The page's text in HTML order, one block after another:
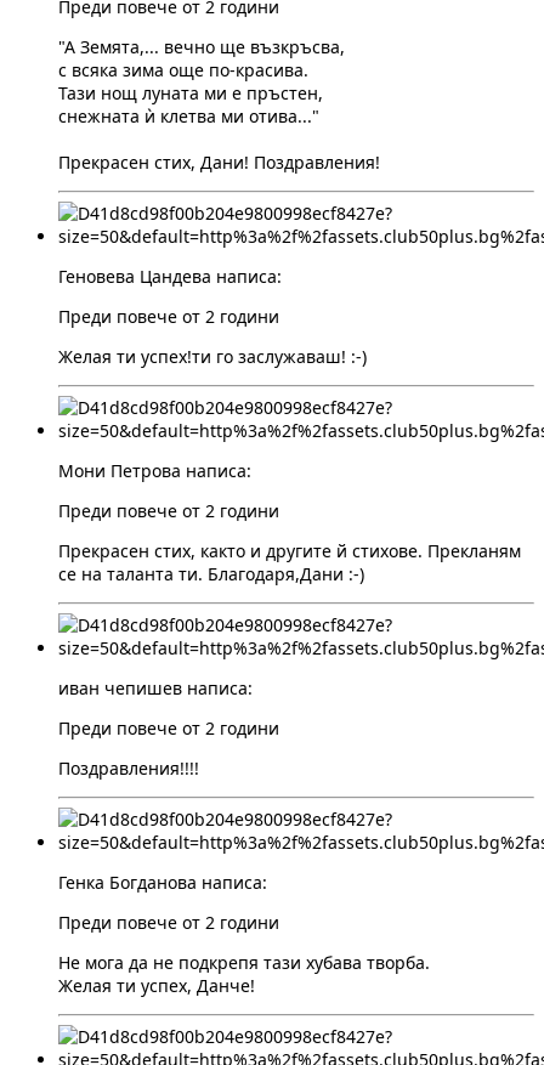
Преди повече от 2 години
"А Земята,... вечно ще възкръсва,
с всяка зима още по-красива.
Тази нощ луната ми е пръстен,
снежната ѝ клетва ми отива..."
Прекрасен стих, Дани! Поздравления!
Геновева Цандева написа:
Преди повече от 2 години
Желая ти успех!ти го заслужаваш! :-)
Мони Петрова написа:
Преди повече от 2 години
Прекрасен стих, както и другите й стихове. Прекланям
се на таланта ти. Благодаря,Дани :-)
иван чепишев написа:
Преди повече от 2 години
Поздравления!!!!
Генка Богданова написа:
Преди повече от 2 години
Не мога да не подкрепя тази хубава творба.
Желая ти успех, Данче!